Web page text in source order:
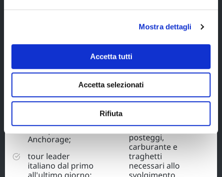
Mostra dettagli
Accetta tutti
Accetta selezionati
Rifiuta
Condor Airlines
a/r da Milano con
bagaglio 20 kg
(in stiva) e 8 kg (a
mano);
l’aeroporto di
Anchorage;
tour leader
italiano dal primo
in hotel;
mezzi adatti allo
svolgimento
incluse tutte le
pedaggi,
posteggi,
carburante e
traghetti
necessari allo